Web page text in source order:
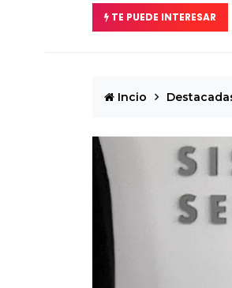
TE PUEDE INTERESAR
Incio